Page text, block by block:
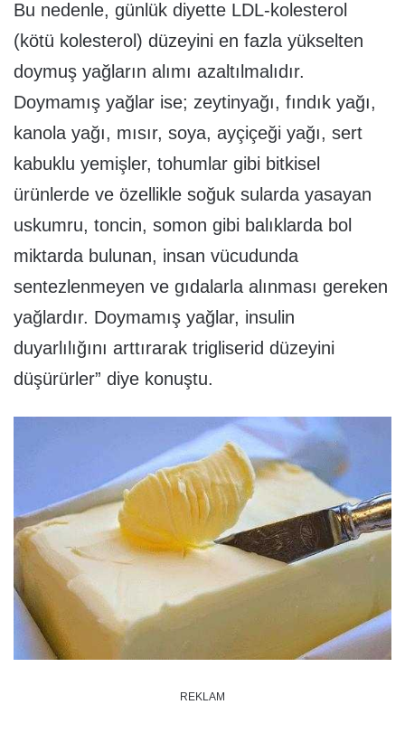
Bu nedenle, günlük diyette LDL-kolesterol
(kötü kolesterol) düzeyini en fazla yükselten
doymuş yağların alımı azaltılmalıdır.
Doymamış yağlar ise; zeytinyağı, fındık yağı,
kanola yağı, mısır, soya, ayçiçeği yağı, sert
kabuklu yemişler, tohumlar gibi bitkisel
ürünlerde ve özellikle soğuk sularda yasayan
uskumru, toncin, somon gibi balıklarda bol
miktarda bulunan, insan vücudunda
sentezlenmeyen ve gıdalarla alınması gereken
yağlardır. Doymamış yağlar, insulin
duyarlılığını arttırarak trigliserid düzeyini
düşürürler” diye konuştu.
REKLAM